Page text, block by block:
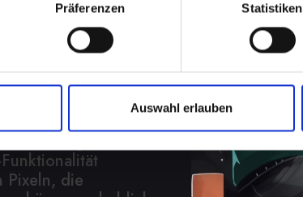
Präferenzen Statistiken
Auswahl erlauben
bei Ihrem IPHONE-
Ärgernis sein. Es
verringert die
Pixeln, die